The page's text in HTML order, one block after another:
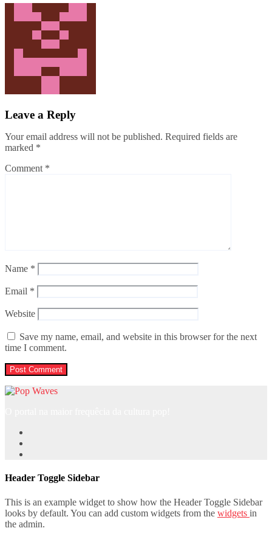
Leave a Reply
Your email address will not be published. Required fields are
marked *
Comment *
Name *
Email *
Website
Save my name, email, and website in this browser for the next
time I comment.
Header Toggle Sidebar
This is an example widget to show how the Header Toggle Sidebar
looks by default. You can add custom widgets from the widgets in
the admin.